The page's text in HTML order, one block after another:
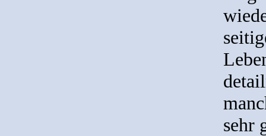
sehr